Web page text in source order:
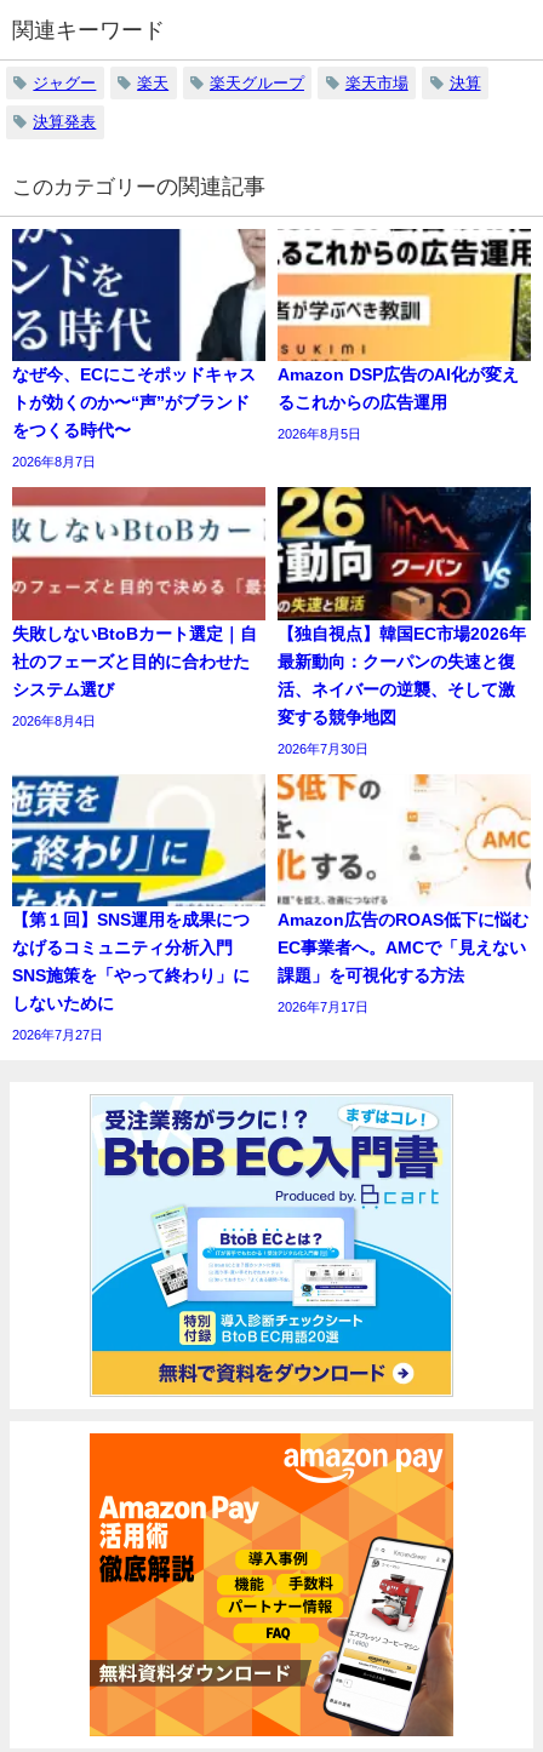
関連キーワード
ジャグー 楽天 楽天グループ 楽天市場 決算
決算発表
の関連記事
なぜ今、ECにこそポッドキャス
トが効くのか〜“声”がブランド
をつくる時代〜
2026年8月7日
Amazon DSP広告のAI化が変え
るこれからの広告運用
2026年8月5日
失敗しないBtoBカート選定｜自
社のフェーズと目的に合わせた
システム選び
2026年8月4日
【独自視点】韓国EC市場2026年
最新動向：クーパンの失速と復
活、ネイバーの逆襲、そして激
変する競争地図
2026年7月30日
【第１回】SNS運用を成果につ
なげるコミュニティ分析入門
SNS施策を「やって終わり」に
しないために
2026年7月27日
Amazon広告のROAS低下に悩む
EC事業者へ。AMCで「見えない
課題」を可視化する方法
2026年7月17日